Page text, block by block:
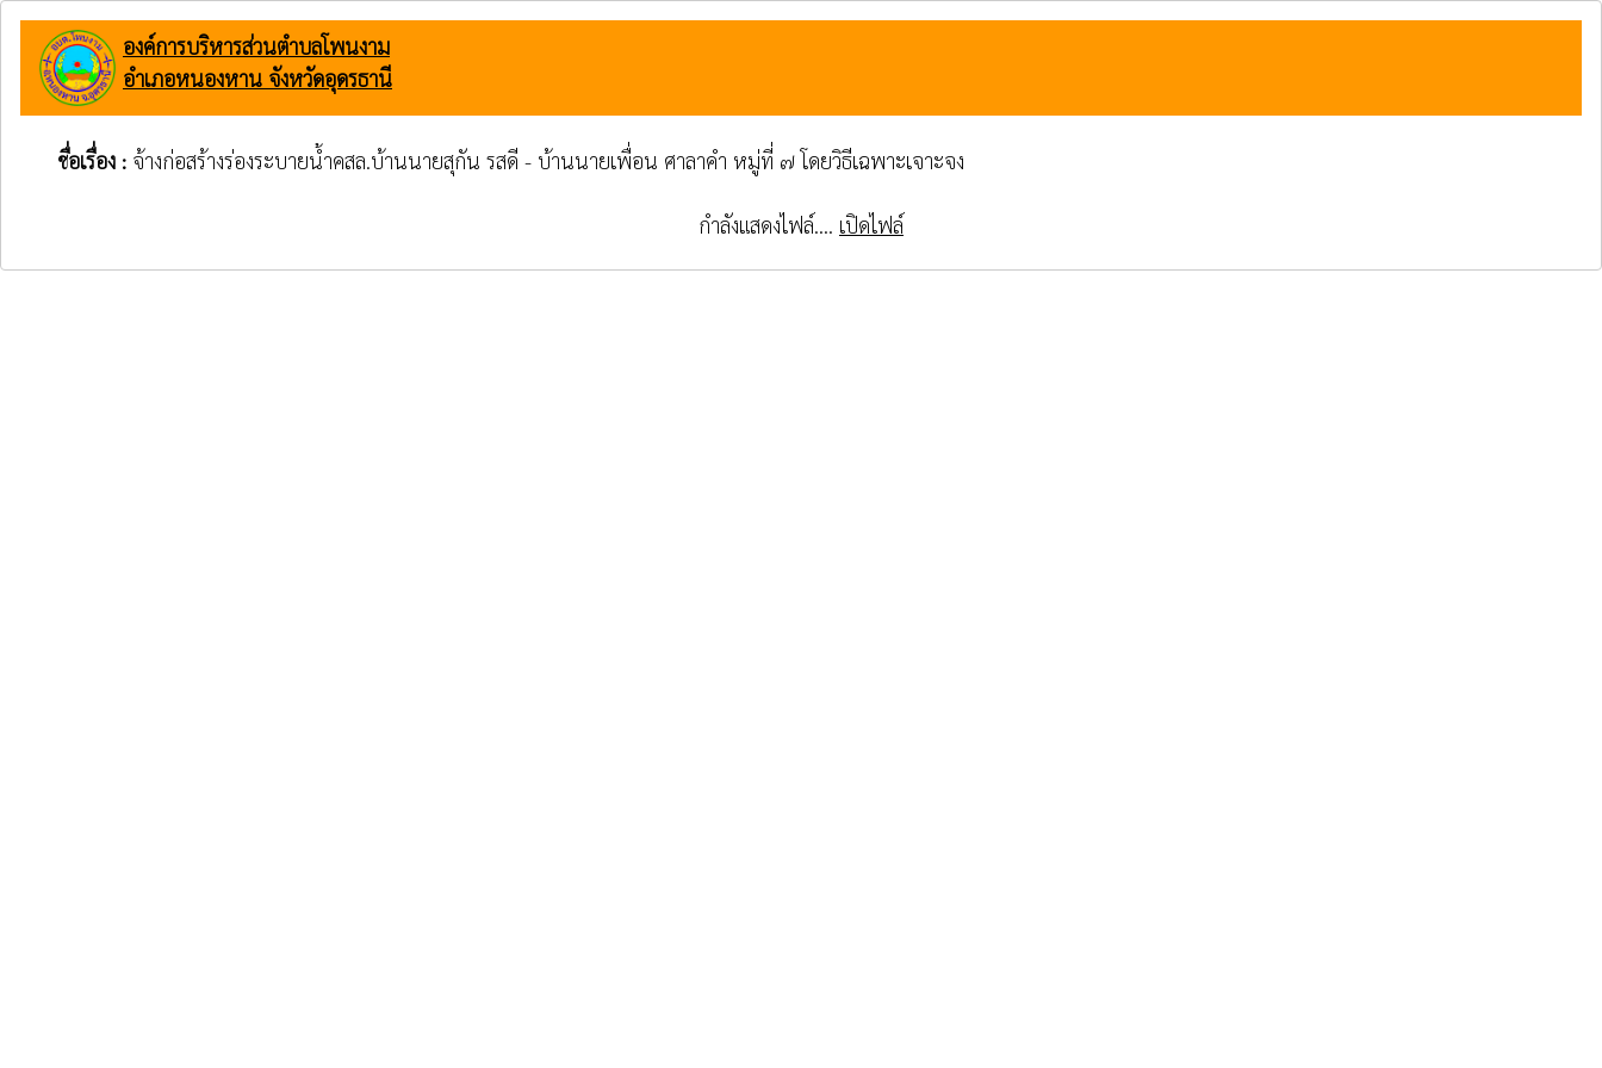
องค์การบริหารส่วนตำบลโพนงาม
อำเภอหนองหาน จังหวัดอุดรธานี
ชื่อเรื่อง : จ้างก่อสร้างร่องระบายน้ำคสล.บ้านนายสุกัน รสดี - บ้านนายเพื่อน ศาลาคำ หมู่ที่ ๗ โดยวิธีเฉพาะเจาะจง
กำลังแสดงไฟล์.... เปิดไฟล์